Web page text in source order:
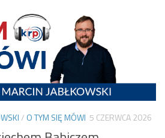
/ O TYM SIĘ MÓWI 5 CZERWCA 2026